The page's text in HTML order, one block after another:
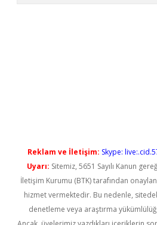
Reklam ve İletişim: Skype:
Uyarı: Sitemiz, 5651 Sayılı Kanun
İletişim Kurumu (BTK) tarafından
hizmet vermektedir. Bu nedenle,
denetleme veya araştırma